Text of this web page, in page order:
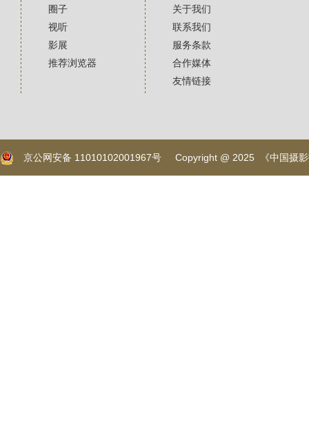
圈子
视听
影展
推荐浏览器
关于我们
联系我们
服务条款
合作媒体
友情链接
京公网安备 11010102001967号 Copyright @ 2025 《中国摄